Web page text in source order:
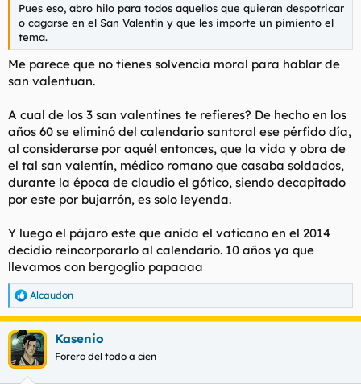
Pues eso, abro hilo para todos aquellos que quieran despotricar
o cagarse en el San Valentín y que les importe un pimiento el
tema.
Me parece que no tienes solvencia moral para hablar de
san valentuan.
A cual de los 3 san valentines te refieres? De hecho en los
años 60 se eliminó del calendario santoral ese pérfido día,
al considerarse por aquél entonces, que la vida y obra de
el tal san valentín, médico romano que casaba soldados,
durante la época de claudio el gótico, siendo decapitado
por este por bujarrón, es solo leyenda.
Y luego el pájaro este que anida el vaticano en el 2014
decidio reincorporarlo al calendario. 10 años ya que
llevamos con bergoglio papaaaa
R
e
a
c
c
i
Alcaudon
Kasenio
Forero del todo a cien